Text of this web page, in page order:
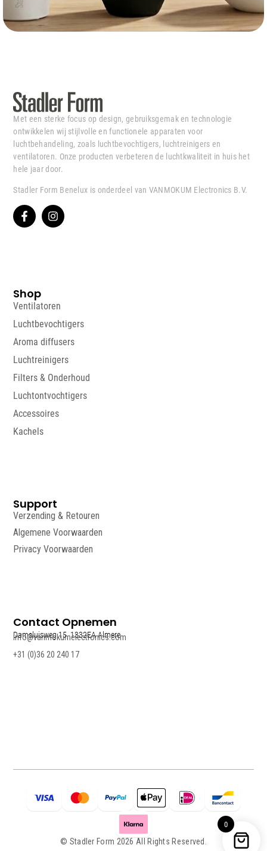
0
Met een sterke focus op design, gebruiksgemak en technologie
ontwikkelen wij stijlvolle en functionele apparaten voor
luchtbehandeling, zoals luchtbevochtigers, luchtreinigers en
ventilatoren. Onze producten verbeteren de luchtkwaliteit in huis het
hele jaar door.
Stadler Form Benelux is onderdeel van VANMOKUM Electronics B.V.
Shop
Ventilatoren
Luchtbevochtigers
Aroma diffusers
Luchtreinigers
Filters & Onderhoud
Luchtontvochtigers
Accessoires
Kachels
Support
Verzending & Retouren
Algemene Voorwaarden
Privacy Voorwaarden
Contact Opnemen
Damsluisweg 15, 1332EA Almere
info@vanmokumelectronics.com
+31 (0)36 20 240 17
© Stadler Form 2026 All Rights Reserved.